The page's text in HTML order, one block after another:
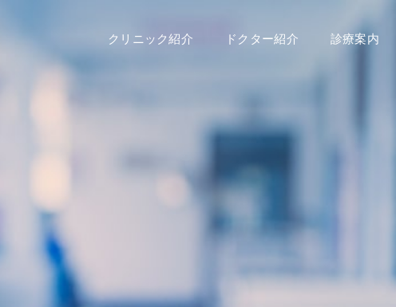
クリニック紹介 ドクター紹介 診療案内